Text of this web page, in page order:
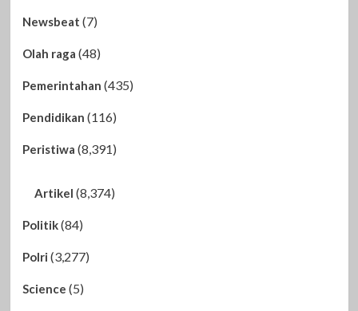
Newsbeat (7)
Olah raga (48)
Pemerintahan (435)
Pendidikan (116)
Peristiwa (8,391)
Artikel (8,374)
Politik(84)
Polri (3,277)
Science (5)